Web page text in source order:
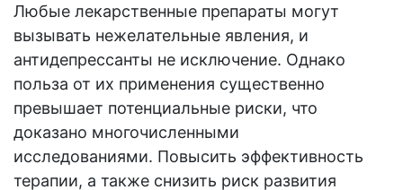
Любые лекарственные препараты могут
вызывать нежелательные явления, и
антидепрессанты не исключение. Однако
польза от их применения существенно
превышает потенциальные риски, что
доказано многочисленными
исследованиями. Повысить эффективность
терапии, а также снизить риск развития